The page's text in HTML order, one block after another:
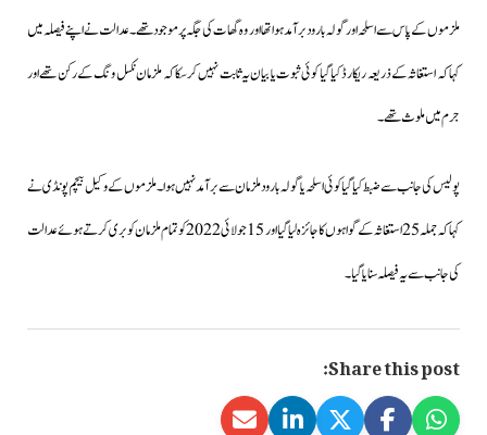
ملزموں کے پاس سے اسلحہ اور گولہ بارود برآمد ہوا تھا اور وہ گھات کی جگہ پر موجود تھے۔عدالت نے اپنے فیصلہ میں
کہا کہ استغاثہ کے ذریعہ ریکارڈ کیاگیا کوئی ثبوت یا بیان یہ ثابت نہیں کرسکا کہ ملزمان نکسل ونگ کے رکن تھے اور
جرم میں ملوث تھے۔
پولیس کی جانب سے ضبط کیا گیا کوئی اسلحہ یاگولہ بارود ملزمان سے برآمد نہیں ہوا۔ملزموں کے وکیل بیچم پونڈی نے
کہا کہ جملہ 25 استغاثہ کے گواہوں کا جائزہ لیا گیا اور 15 جولائی 2022 کو تمام ملزمان کو بری کرتے ہوئے عدالت
کی جانب سے یہ فیصلہ سنایا گیا۔
Share this post: